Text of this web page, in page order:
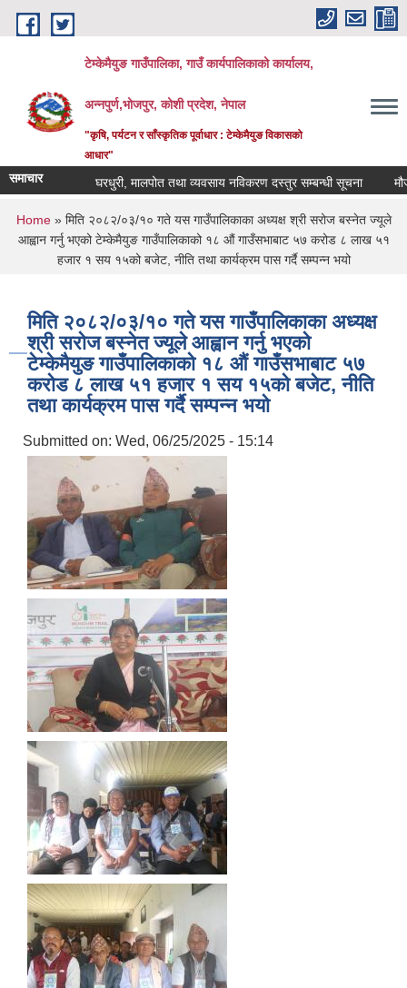
Skip to main content
टेम्केमैयुङ गाउँपालिका, गाउँ कार्यपालिकाको कार्यालय,
अन्नपुर्ण,भोजपुर, कोशी प्रदेश, नेपाल
"कृषि, पर्यटन र साँस्कृतिक पूर्वाधार : टेम्केमैयुङ विकासको
आधार"
समाचार घरधुरी, मालपोत तथा व्यवसाय नविकरण दस्तुर सम्बन्धी सूचना मौजुदा
You are here
Home» मिति २०८२/०३/१० गते यस गाउँपालिकाका अध्यक्ष श्री सरोज बस्नेत ज्यूले
आह्वान गर्नु भएको टेम्केमैयुङ गाउँपालिकाको १८ ‌औं गाउँसभाबाट ५७ करोड ८ लाख ५१
हजार १ सय १५को बजेट, नीति तथा कार्यक्रम पास गर्दै सम्पन्न भयो
मिति २०८२/०३/१० गते यस गाउँपालिकाका अध्यक्ष
श्री सरोज बस्नेत ज्यूले आह्वान गर्नु भएको
टेम्केमैयुङ गाउँपालिकाको १८ ‌औं गाउँसभाबाट ५७
करोड ८ लाख ५१ हजार १ सय १५को बजेट, नीति
तथा कार्यक्रम पास गर्दै सम्पन्न भयो
Submitted on: Wed, 06/25/2025 - 15:14